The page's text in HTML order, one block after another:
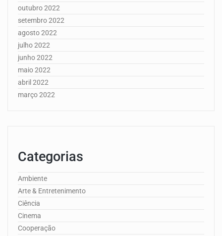
outubro 2022
setembro 2022
agosto 2022
julho 2022
junho 2022
maio 2022
abril 2022
março 2022
Categorias
Ambiente
Arte & Entretenimento
Ciência
Cinema
Cooperação